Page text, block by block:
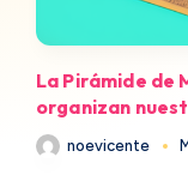
La Pirámide de
organizan
noevicente